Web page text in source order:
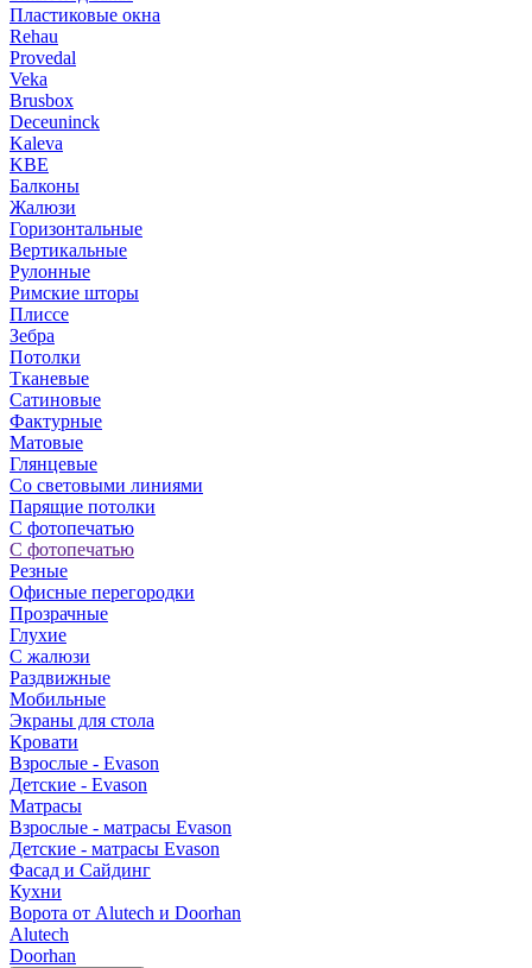
Пластиковые окна
Rehau
Provedal
Veka
Brusbox
Deceuninck
Kaleva
KBE
Балконы
Жалюзи
Горизонтальные
Вертикальные
Рулонные
Римские шторы
Плиссе
Зебра
Потолки
Тканевые
Сатиновые
Фактурные
Матовые
Глянцевые
Со световыми линиями
Парящие потолки
С фотопечатью
С фотопечатью
Резные
Офисные перегородки
Прозрачные
Глухие
С жалюзи
Раздвижные
Мобильные
Экраны для стола
Кровати
Взрослые - Evason
Детские - Evason
Матрасы
Взрослые - матрасы Evason
Детские - матрасы Evason
Фасад и Сайдинг
Кухни
Ворота от Alutech и Doorhan
Alutech
Doorhan